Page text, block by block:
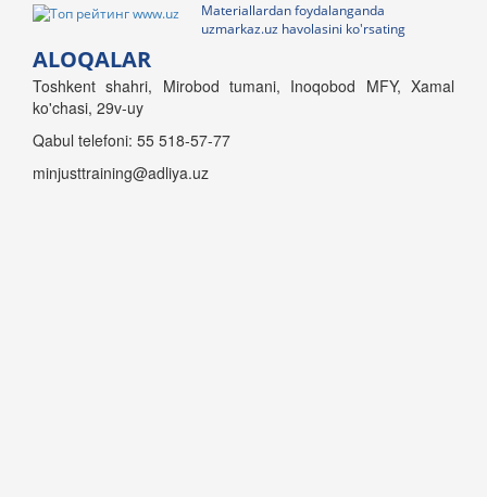
Materiallardan foydalanganda
uzmarkaz.uz havolasini ko'rsating
ALOQALAR
Toshkent shahri, Mirobod tumani, Inoqobod MFY, Xamal
ko'chasi, 29v-uy
Qabul telefoni: 55 518-57-77
minjusttraining@adliya.uz